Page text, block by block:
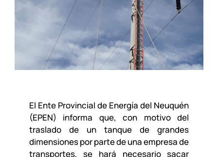
El Ente Provincial de Energía del Neuquén
(EPEN) informa que, con motivo del
traslado de un tanque de grandes
dimensiones por parte de una empresa de
transportes, se hará necesario sacar